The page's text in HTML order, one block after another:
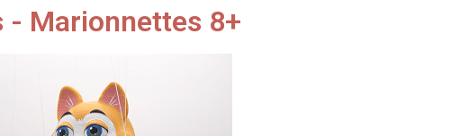
- Marionnettes 8+